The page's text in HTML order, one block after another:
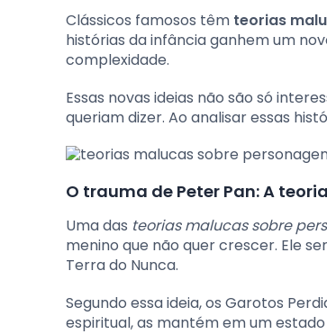
Clássicos famosos têm teorias
histórias da infância ganhem um
complexidade.
Essas novas ideias não são só
queriam dizer. Ao analisar essas
O trauma de Peter Pan: A
Uma das teorias malucas sobre
menino que não quer crescer. Ele
Terra do Nunca.
Segundo essa ideia, os Garotos
espiritual, as mantém em um